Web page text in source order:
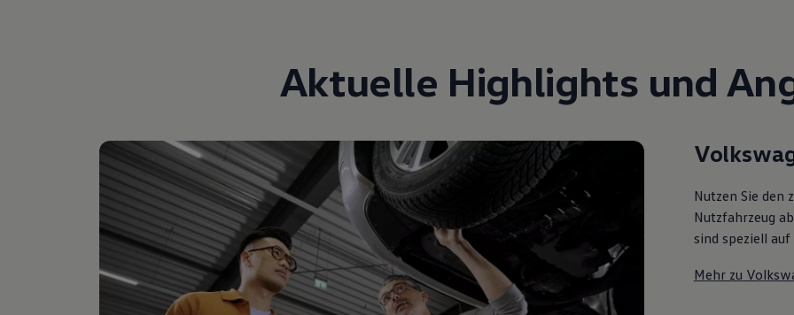
California Magazin & Ratgeber
Vanlife
Ratgeber
Routen & Reisen
California Reisen & Erlebnisse
California App
California Lifestyle & Zubehör
Übernachten im California
Aktuelle Highlights und
Nutzen Sie den
Nutzfahrzeug
sind speziell
Mehr zu